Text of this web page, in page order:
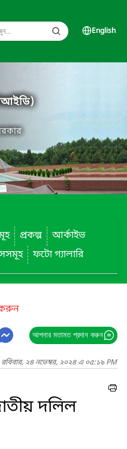
English
প্রকল্প
আর্কাইভ
ফটো গ্যালারি
করুন
আপনার মতামত প্রদান করুন
২৪ নভেম্বর, ২০২৪ এ ০৫:১৯ PM
দলিল